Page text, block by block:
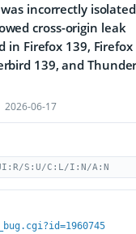
incorrectly
cross-origin leak
Firefox 139, Firefox
139, and
2026-06-17
S:U/C:L/I:N/A:N